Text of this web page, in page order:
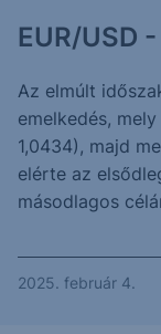
EUR/USD
Az elmúlt
emelkedés,
1,0434), majd
elérte az
másodlagos
2025. február 4.